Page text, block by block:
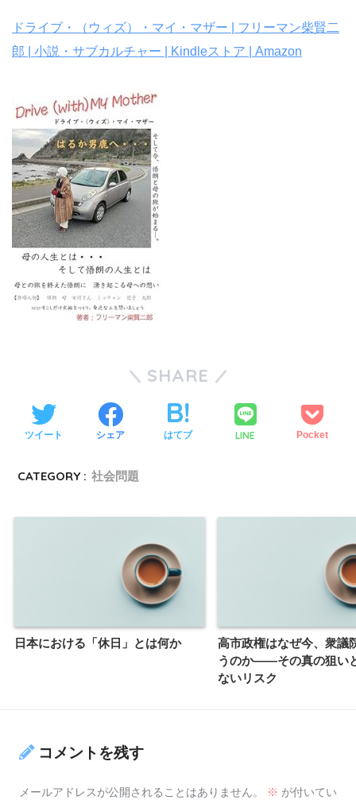
ドライブ・（ウィズ）・マイ・マザー | フリーマン柴賢二
郎 | 小説・サブカルチャー | Kindleストア | Amazon
SHARE
ツイート シェア はてブ LINE Pocket
CATEGORY : 社会問題
日本における「休日」とは何か
高市政権はなぜ今、衆議
うのか――その真の狙い
ないリスク
コメントを残す
メールアドレスが公開されることはありません。 ※ が付いてい